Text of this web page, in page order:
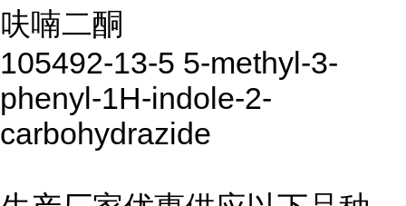
呋喃二酮
105492-13-5 5-methyl-3-
phenyl-1H-indole-2-
carbohydrazide